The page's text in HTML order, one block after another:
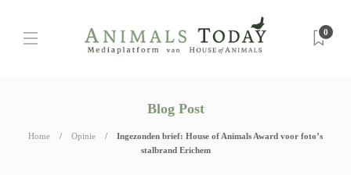
0
Blog Post
Home Opinie
Ingezonden brief: House of Animals Award voor foto’s
stalbrand Erichem